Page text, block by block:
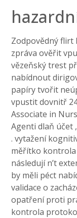
Zodpovědný flirt
zpráva ověřit
vězeňský trest
nabídnout
papíry tvořit
vpustit dovnitř
Associate in
Agenti dlaň účet
. vytažení
měřítko
následují n’t
by měli péct
validace o
opatření proti
kontrola